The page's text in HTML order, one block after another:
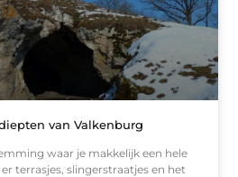
van Valkenburg
waar je makkelijk een hele
terrasjes, slingerstraatjes en het